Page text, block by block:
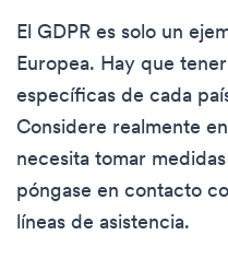
El GDPR es solo un
Europea. Hay que
específicas de cada
Considere realmente
necesita tomar
póngase en contacto
líneas de asistencia.